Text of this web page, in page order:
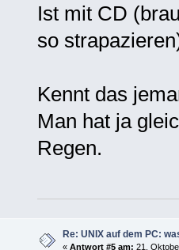
Ist mit CD
so
Kennt das
Man hat ja
Regen.
Re: UNIX auf dem PC:
« Antwort #5 am: 21.